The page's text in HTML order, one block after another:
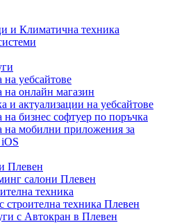
и Климатична техника
на уебсайтове
на онлайн магазин
и актуализации на уебсайтове
на бизнес софтуер по поръчка
на мобилни приложения за
Плевен
салони Плевен
техника
строителна техника Плевен
с Автокран в Плевен